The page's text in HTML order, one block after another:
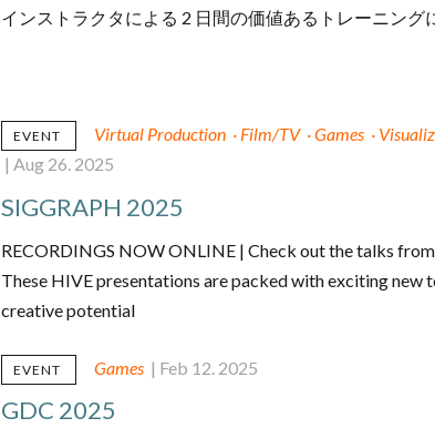
インストラクタによる 2 日間の価値あるトレーニング
EVENT Virtual Production · Film/TV ·Games ·
| Aug 26. 2025
SIGGRAPH 2025
RECORDINGS NOW ONLINE | Check out the talks
These HIVE presentations are packed with exciting
creative potential
EVENT Games | Feb 12. 2025
GDC 2025